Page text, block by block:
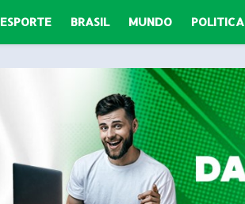
ESPORTE BRASIL MUNDO POLITICA